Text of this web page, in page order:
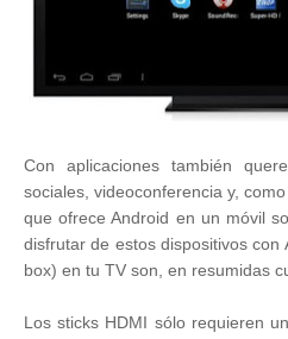
Con aplicaciones también
sociales, videoconferencia y,
que ofrece Android en un móvil
disfrutar de estos dispositivos con
box) en tu TV son, en resumidas
Los sticks HDMI sólo requieren